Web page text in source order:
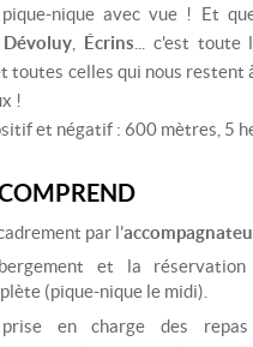
nique avec vue ! Et
Dévoluy, Écrins ... c'est
toutes celles qui nous restent
!
et négatif : 600 mètres, 5
par l'
et la
(pique-nique le midi).
en charge des